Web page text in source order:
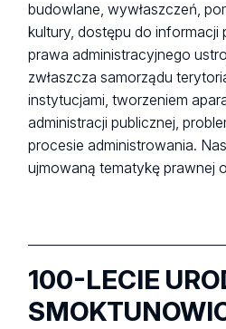
budowlane, wywłaszczeń,
kultury, dostępu do informacji
prawa administracyjnego
zwłaszcza samorządu
instytucjami, tworzeniem
administracji publicznej,
procesie administrowania.
ujmowaną tematykę prawnej
100-LECIE